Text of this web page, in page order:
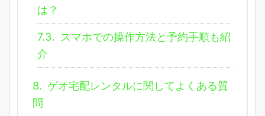
は？
7.3. スマホでの操作方法と予約手順も紹
介
8. ゲオ宅配レンタルに関してよくある質
問